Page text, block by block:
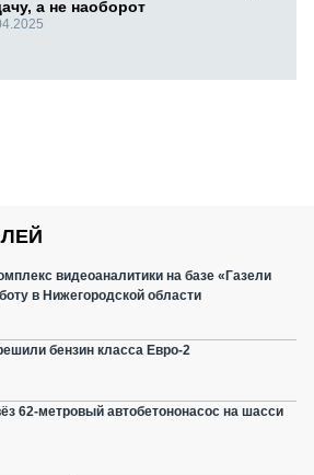
а не наоборот
видеоаналитики на базе «Газели
в Нижегородской области
бензин класса Евро-2
62-метровый автобетононасос на шасси